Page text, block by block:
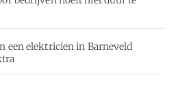
een elektricien in Barneveld